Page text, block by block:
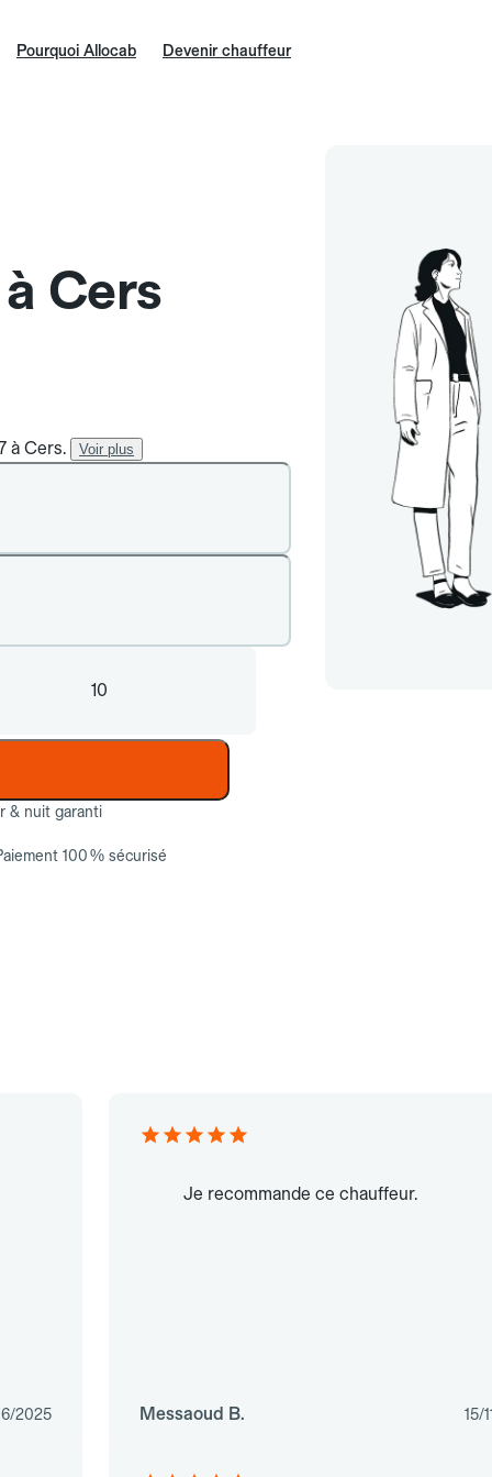
Pourquoi Allocab Devenir chauffeur
Cers
à Cers. Voir plus
10
& nuit garanti
100 % sécurisé
2025
Je recommande ce chauffeur.
Messaoud B. 15/